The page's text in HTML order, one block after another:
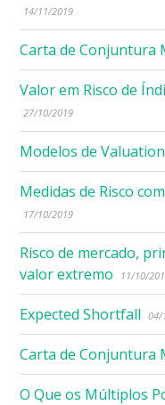
14/11/2019
Carta de Conjuntura
Valor em Risco de
27/10/2019
Modelos de
Medidas de Risco
17/10/2019
Risco de mercado,
valor extremo
11/10/
Expected Shortfall 04/
Carta de Conjuntura
O Que os Múltiplos